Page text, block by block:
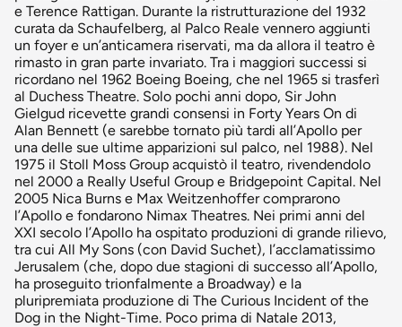
e Terence Rattigan. Durante la ristrutturazione del 1932
curata da Schaufelberg, al Palco Reale vennero aggiunti
un foyer e un’anticamera riservati, ma da allora il teatro è
rimasto in gran parte invariato. Tra i maggiori successi si
ricordano nel 1962 Boeing Boeing, che nel 1965 si trasferì
al Duchess Theatre. Solo pochi anni dopo, Sir John
Gielgud ricevette grandi consensi in Forty Years On di
Alan Bennett (e sarebbe tornato più tardi all’Apollo per
una delle sue ultime apparizioni sul palco, nel 1988). Nel
1975 il Stoll Moss Group acquistò il teatro, rivendendolo
nel 2000 a Really Useful Group e Bridgepoint Capital. Nel
2005 Nica Burns e Max Weitzenhoffer comprarono
l’Apollo e fondarono Nimax Theatres. Nei primi anni del
XXI secolo l’Apollo ha ospitato produzioni di grande rilievo,
tra cui All My Sons (con David Suchet), l’acclamatissimo
Jerusalem (che, dopo due stagioni di successo all’Apollo,
ha proseguito trionfalmente a Broadway) e la
pluripremiata produzione di The Curious Incident of the
Dog in the Night-Time. Poco prima di Natale 2013,